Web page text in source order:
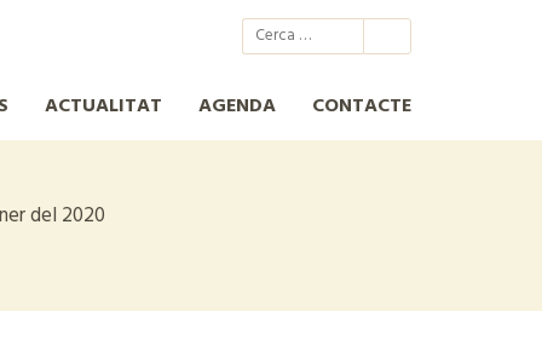
Xarxa per a la Conservació de la Natura
ACTUALITAT AGENDA CONTACTE
del 2020